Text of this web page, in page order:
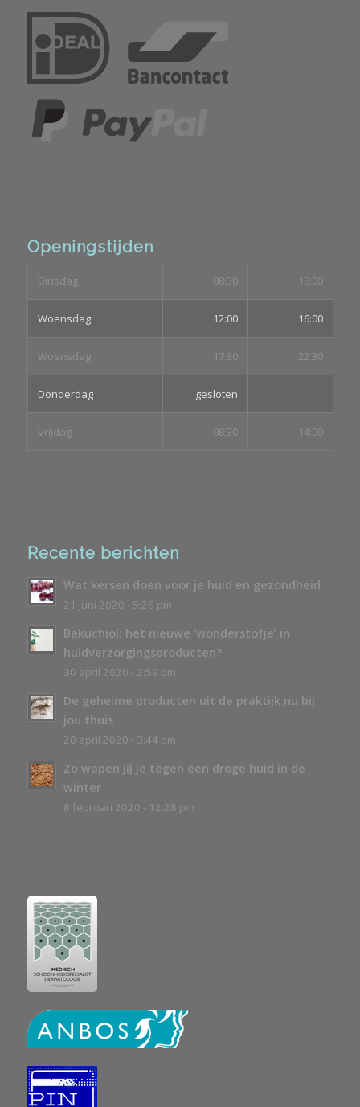
Openingstijden
Dinsdag 08:30 18:00
Woensdag 12:00 16:00
Woensdag 17:30 22:30
Donderdag gesloten
Vrijdag 08:30 14:00
Recente berichten
Wat kersen doen voor je huid en gezondheid
21 juni 2020 - 5:26 pm
Bakuchiol: het nieuwe ‘wonderstofje’ in
huidverzorgingsproducten?
30 april 2020 - 2:59 pm
De geheime producten uit de praktijk nu bij
jou thuis
20 april 2020 - 3:44 pm
Zo wapen jij je tegen een droge huid in de
winter
8 februari 2020 - 12:28 pm